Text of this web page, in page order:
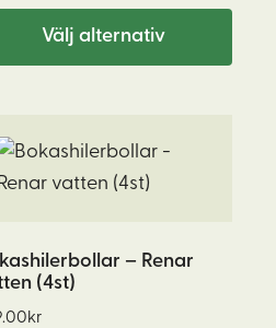
1690.00kr
Välj alternativ
– Renar
(4st)
kr